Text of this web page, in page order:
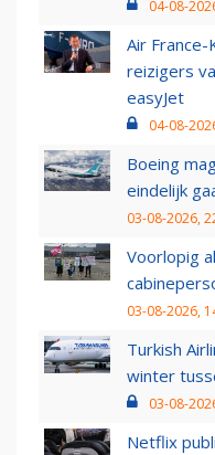
04-08-
Air
reizigers
easyJet
04-08-
Boeing
eindelijk
03-08-2026,
Voorlopig
03-08-2026,
Turkish
winter
03-08-
Netflix